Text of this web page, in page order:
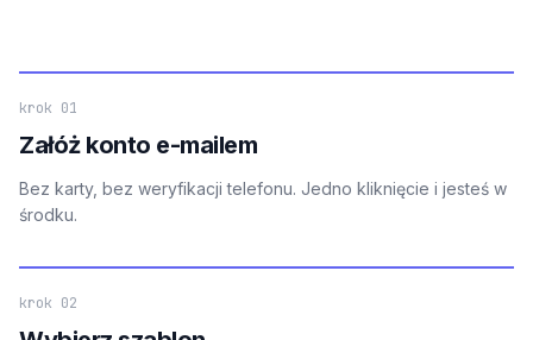
krok 01
Załóż konto e-mailem
Bez karty, bez weryfikacji telefonu. Jedno kliknięcie i jesteś w
środku.
krok 02